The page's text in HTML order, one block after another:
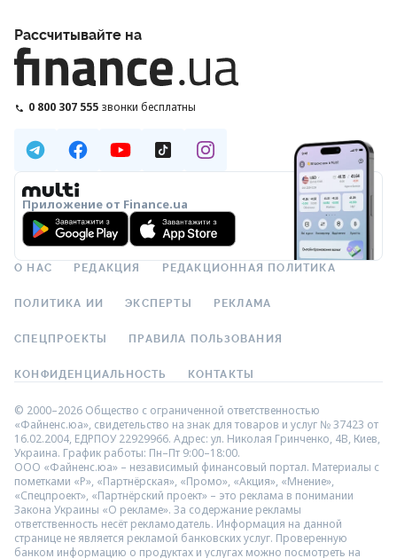
Рассчитывайте на
0 800 307 555 звонки бесплатны
Приложение от Finance.ua
О НАС РЕДАКЦИЯ РЕДАКЦИОННАЯ ПОЛИТИКА
ПОЛИТИКА ИИ ЭКСПЕРТЫ РЕКЛАМА
СПЕЦПРОЕКТЫ ПРАВИЛА ПОЛЬЗОВАНИЯ
КОНФИДЕНЦИАЛЬНОСТЬ КОНТАКТЫ
© 2000–2026 Общество с ограниченной ответственностью
«Файненс.юа», свидетельство на знак для товаров и услуг № 37423 от
16.02.2004, ЕДРПОУ 22929966. Адрес: ул. Николая Гринченко, 4В, Киев,
Украина. График работы: Пн–Пт 9:00–18:00.
ООО «Файненс.юа» – независимый финансовый портал. Материалы с
пометками «Р», «Партнёрская», «Промо», «Акция», «Мнение»,
«Спецпроект», «Партнёрский проект» – это реклама в понимании
Закона Украины «О рекламе». За содержание рекламы
ответственность несёт рекламодатель. Информация на данной
странице не является рекламой банковских услуг. Проверенную
банком информацию о продуктах и услугах можно посмотреть на